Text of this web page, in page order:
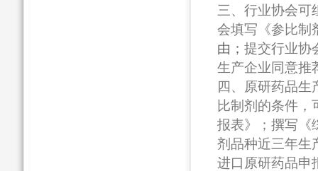
三、行业协会可
会填写《参比制
由； 提交行业协
生产企业同意推
四、原研药品生
比制剂的条件，
报表》；撰写《
剂品种近三年生
进口原研药品申